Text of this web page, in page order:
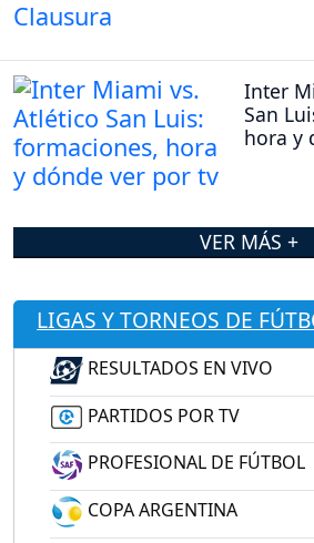
Inter
San
hora y
VER MÁS +
LIGAS Y TORNEOS DE
RESULTADOS EN VIVO
PARTIDOS POR TV
PROFESIONAL DE FÚTBOL
COPA ARGENTINA